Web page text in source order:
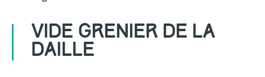
VIDE GRENIER DE LA
DAILLE